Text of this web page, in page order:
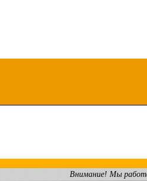
Внимание! Мы